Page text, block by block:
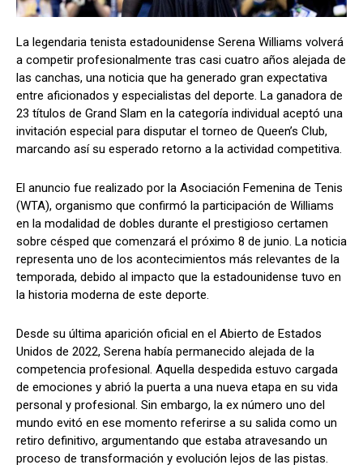
La legendaria tenista estadounidense Serena Williams volverá
a competir profesionalmente tras casi cuatro años alejada de
las canchas, una noticia que ha generado gran expectativa
entre aficionados y especialistas del deporte. La ganadora de
23 títulos de Grand Slam en la categoría individual aceptó una
invitación especial para disputar el torneo de Queen’s Club,
marcando así su esperado retorno a la actividad competitiva.
El anuncio fue realizado por la Asociación Femenina de Tenis
(WTA), organismo que confirmó la participación de Williams
en la modalidad de dobles durante el prestigioso certamen
sobre césped que comenzará el próximo 8 de junio. La noticia
representa uno de los acontecimientos más relevantes de la
temporada, debido al impacto que la estadounidense tuvo en
la historia moderna de este deporte.
Desde su última aparición oficial en el Abierto de Estados
Unidos de 2022, Serena había permanecido alejada de la
competencia profesional. Aquella despedida estuvo cargada
de emociones y abrió la puerta a una nueva etapa en su vida
personal y profesional. Sin embargo, la ex número uno del
mundo evitó en ese momento referirse a su salida como un
retiro definitivo, argumentando que estaba atravesando un
proceso de transformación y evolución lejos de las pistas.